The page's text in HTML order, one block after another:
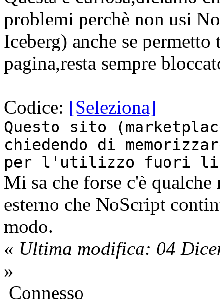
problemi perchè non usi
Iceberg) anche se
pagina,resta sempre
Codice: [Seleziona]
Questo sito
chiedendo di
per l'utilizzo fuori
Mi sa che forse c'è
esterno che NoScript
modo.
« Ultima modifica: 04
»
Connesso